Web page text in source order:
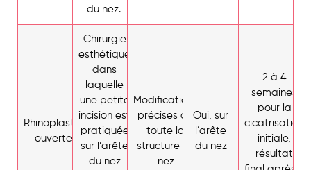
du nez.
Rhinoplastie
ouverte
Chirurgie
esthétique
dans
laquelle
une petite
incision est
pratiquée
sur l’arête
du nez
Modifications
précises de
toute la
structure du
nez
Oui, sur
l’arête
du nez
2 à 4
semaines
pour la
cicatrisation
initiale,
résultat